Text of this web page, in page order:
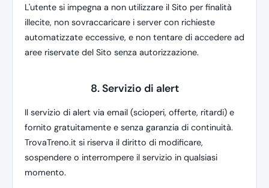
L'utente si impegna a non utilizzare il Sito per finalità
illecite, non sovraccaricare i server con richieste
automatizzate eccessive, e non tentare di accedere ad
aree riservate del Sito senza autorizzazione.
8. Servizio di alert
Il servizio di alert via email (scioperi, offerte, ritardi) e
fornito gratuitamente e senza garanzia di continuità.
TrovaTreno.it si riserva il diritto di modificare,
sospendere o interrompere il servizio in qualsiasi
momento.